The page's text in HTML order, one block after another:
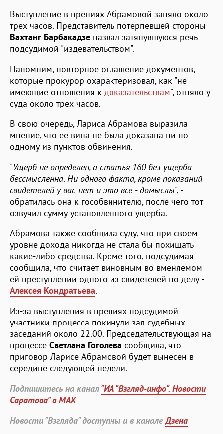
Выступление в прениях Абрамовой заняло около
трех часов. Представитель потерпевшей стороны
Вахтанг Барбакадзе назвал затянувшуюся речь
подсудимой "издевательством".
Напомним, повторное оглашение документов,
которые прокурор охарактеризовал, как "не
имеющие отношения к доказательствам", отняло у
суда около трех часов.
В свою очередь, Лариса Абрамова выразила
мнение, что ее вина не была доказана ни по
одному из пунктов обвинения.
"Ущерб не определен, а статья 160 без ущерба
бессмысленна. Ни одного факта, кроме показаний
свидетелей у вас нет и это все - домыслы", -
обратилась она к гособвинителю, после чего тот
озвучил сумму установленного ущерба.
Абрамова также сообщила суду, что при своем
уровне дохода никогда не стала бы похищать
какие-либо средства. Кроме того, подсудимая
сообщила, что считает виновным во вменяемом
ей преступлении одного из свидетелей по делу -
Алексея Кондратьева.
Из-за выступления в прениях подсудимой
участники процесса покинули зал судебных
заседаний около 22.00. Председательствующая на
процессе Светлана Гоголева сообщила, что
приговор Ларисе Абрамовой будет вынесен в
середине следующей недели.
Подпишитесь на канал"ИА "Взгляд-инфо". Новости
Саратова" в MAX
Новости "Взгляда" доступны и в каналеДзена